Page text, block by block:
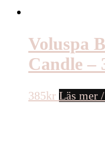
Voluspa
Candle –
385kr Läs mer